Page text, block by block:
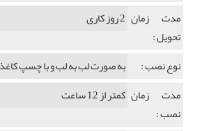
مدت زمان
تحویل :
2 روز کاری
نوع نصب :
به صورت لب به لب و با چسپ
مدت زمان
نصب :
کمتر از 12 ساعت